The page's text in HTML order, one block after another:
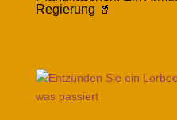
Regierung 🥤